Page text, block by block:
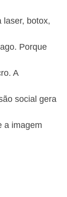
laser, botox,
Porque
A
social gera
a imagem